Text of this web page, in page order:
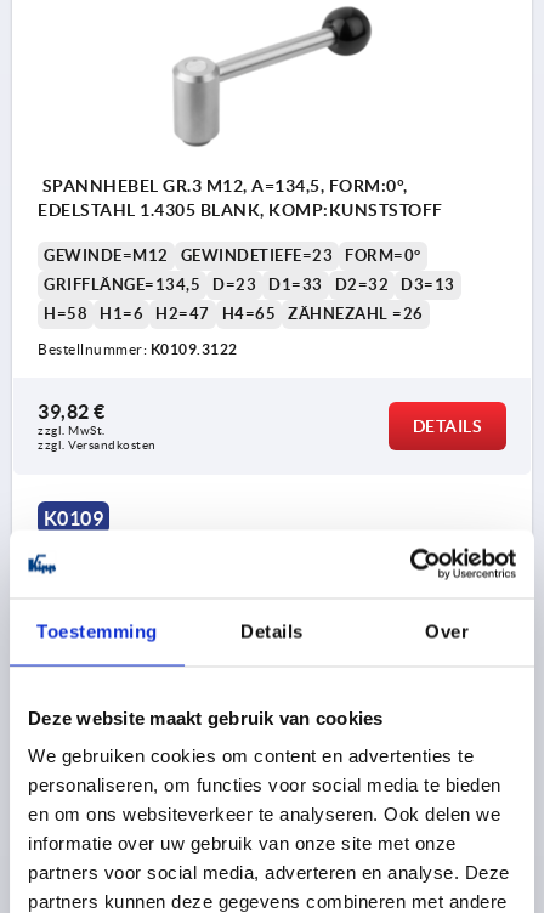
Toestemming Details Over
Deze website maakt gebruik van cookies
We gebruiken cookies om content en advertenties te
personaliseren, om functies voor social media te bieden
en om ons websiteverkeer te analyseren. Ook delen we
informatie over uw gebruik van onze site met onze
partners voor social media, adverteren en analyse. Deze
partners kunnen deze gegevens combineren met andere
SPANNHEBEL GR.3 M12, A=134,5, FORM:0°,
EDELSTAHL 1.4305 BLANK, KOMP:KUNSTSTOFF
GEWINDE=M12 GEWINDETIEFE=23
FORM=0°
GRIFFLÄNGE=134,5
D=23 D1=33 D2=32
D3=13
H=58
H1=6 H2=47 H4=65 ZÄHNEZAHL =26
Bestellnummer: K0109.3122
39,82 €
zzgl. MwSt.
zzgl. Versandkosten
DETAILS
K0109
SPANNHEBEL GR.3 M16, A=134,5, FORM:0°,
EDELSTAHL 1.4305 BLANK, KOMP:KUNSTSTOFF
GEWINDE=M16 GEWINDETIEFE=23
FORM=0°
GRIFFLÄNGE=134,5
D=23 D1=33 D2=32
D3=13
H=58
H1=6 H2=47 H4=65 ZÄHNEZAHL =26
Bestellnummer:K0109.3162